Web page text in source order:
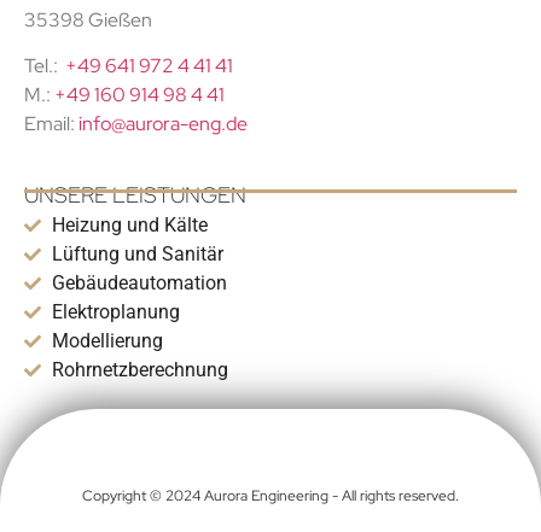
35398 Gießen
Tel.: +49 641 972 4 41 41
M.: +49 160 914 98 4 41
Email: info@aurora-eng.de
UNSERE LEISTUNGEN
Heizung und Kälte
Lüftung und Sanitär
Gebäudeautomation
Elektroplanung
Modellierung
Rohrnetzberechnung
Copyright © 2024 Aurora Engineering - All rights reserved.